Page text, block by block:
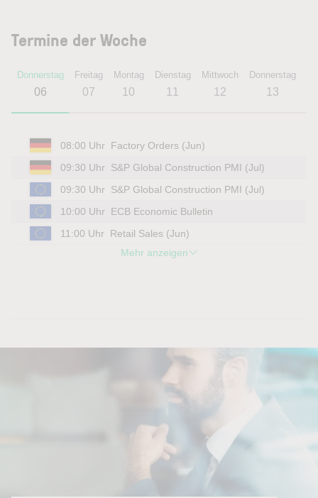
Termine der Woche
Donnerstag
06
Freitag
07
Montag
10
Dienstag
11
Mittwoch
12
Donnerstag
13
08:00 Uhr Factory Orders (Jun)
09:30 Uhr S&P Global Construction PMI (Jul)
09:30 Uhr S&P Global Construction PMI (Jul)
10:00 Uhr ECB Economic Bulletin
11:00 Uhr Retail Sales (Jun)
Mehr anzeigen